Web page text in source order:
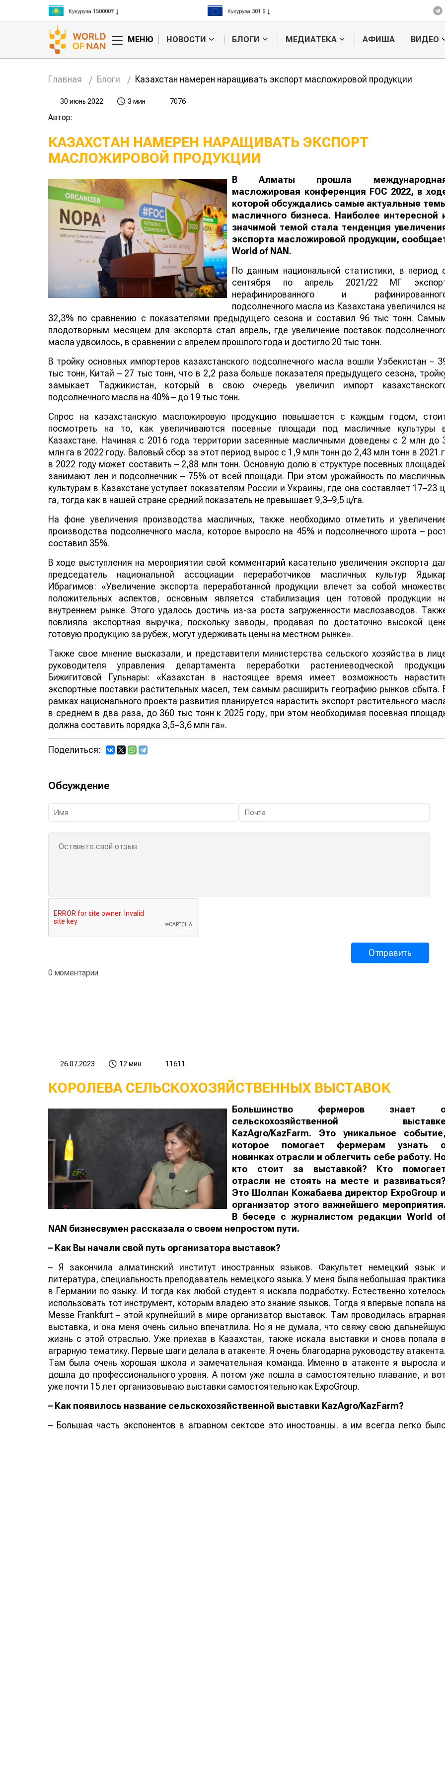
Кукуруза 150000₸
Рис 300000₸
Пшеница 3 класс 125000₸
Кукуруза 301 $
Рис 408 $
МЕНЮ НОВОСТИ БЛОГИ МЕДИАТЕКА АФИША ВИДЕО
Главная Блоги Казахстан намерен наращивать экспорт масложировой продукции
30 июнь 2022 3 мин 7076
Автор:
КАЗАХСТАН НАМЕРЕН НАРАЩИВАТЬ ЭКСПОРТ
МАСЛОЖИРОВОЙ ПРОДУКЦИИ
В Алматы прошла
масложировая конференция FOC 2022, в
которой обсуждались самые актуальные
масличного бизнеса. Наиболее интересной
значимой темой стала тенденция
экспорта масложировой продукции,
World of NAN.
По данным национальной статистики, в период
сентября по апрель 2021/22 МГ
нерафинированного и
подсолнечного масла из Казахстана увеличился
32,3% по сравнению с показателями предыдущего сезона и составил 96 тыс тонн.
плодотворным месяцем для экспорта стал апрель, где увеличение поставок
масла удвоилось, в сравнении с апрелем прошлого года и достигло 20 тыс тонн.
В тройку основных импортеров казахстанского подсолнечного масла вошли Узбекистан –
тыс тонн, Китай – 27 тыс тонн, что в 2,2 раза больше показателя предыдущего сезона,
замыкает Таджикистан, который в свою очередь увеличил импорт
подсолнечного масла на 40% – до 19 тыс тонн.
Спрос на казахстанскую масложировую продукцию повышается с каждым годом,
посмотреть на то, как увеличиваются посевные площади под масличные культуры
Казахстане. Начиная с 2016 года территории засеянные масличными доведены с 2 млн до
млн га в 2022 году. Валовый сбор за этот период вырос с 1,9 млн тонн до 2,43 млн тонн в 2021
в 2022 году может составить – 2,88 млн тонн. Основную долю в структуре посевных
занимают лен и подсолнечник – 75% от всей площади. При этом урожайность по
культурам в Казахстане уступает показателям России и Украины, где она составляет 17–23
га, тогда как в нашей стране средний показатель не превышает 9,3–9,5 ц/га.
На фоне увеличения производства масличных, также необходимо отметить и
производства подсолнечного масла, которое выросло на 45% и подсолнечного шрота –
составил 35%.
В ходе выступления на мероприятии свой комментарий касательно увеличения экспорта
председатель национальной ассоциации переработчиков масличных культур
Ибрагимов: «Увеличение экспорта переработанной продукции влечет за собой
положительных аспектов, основным является стабилизация цен готовой продукции
внутреннем рынке. Этого удалось достичь из-за роста загруженности маслозаводов.
повлияла экспортная выручка, поскольку заводы, продавая по достаточно высокой
готовую продукцию за рубеж, могут удерживать цены на местном рынке».
Также свое мнение высказали, и представители министерства сельского хозяйства в
руководителя управления департамента переработки растениеводческой
Бижигитовой Гульнары: «Казахстан в настоящее время имеет возможность
экспортные поставки растительных масел, тем самым расширить географию рынков сбыта.
рамках национального проекта развития планируется нарастить экспорт растительного
в среднем в два раза, до 360 тыс тонн к 2025 году, при этом необходимая посевная
должна составить порядка 3,5–3,6 млн га».
Поделиться:
Обсуждение
0 моментарии
сельскохозяйственных выставок
Кажется ты уже
миллионер, но так не
получилось
отобрать у
фермеров?
26.07.2023 12 мин 11611
КОРОЛЕВА СЕЛЬСКОХОЗЯЙСТВЕННЫХ ВЫСТАВОК
Большинство фермеров знает
сельскохозяйственной
KazAgro/KazFarm. Это уникальное
которое помогает фермерам узнать
новинках отрасли и облегчить себе работу.
кто стоит за выставкой? Кто
отрасли не стоять на месте и
Это Шолпан Кожабаева директор ExpoGroup
организатор этого важнейшего
В беседе с журналистом редакции World
NAN бизнесвумен рассказала о своем непростом пути.
– Как Вы начали свой путь организатора выставок?
– Я закончила алматинский институт иностранных языков. Факультет немецкий язык
литература, специальность преподаватель немецкого языка. У меня была небольшая
в Германии по языку. И тогда как любой студент я искала подработку. Естественно
использовать тот инструмент, которым владею это знание языков. Тогда я впервые попала
Messe Frankfurt – этой крупнейший в мире организатор выставок. Там проводилась
выставка, и она меня очень сильно впечатлила. Но я не думала, что свяжу свою
жизнь с этой отраслью. Уже приехав в Казахстан, также искала выставки и снова попала
аграрную тематику. Первые шаги делала в атакенте. Я очень благодарна руководству
Там была очень хорошая школа и замечательная команда. Именно в атакенте я выросла
дошла до профессионального уровня. А потом уже пошла в самостоятельно плавание, и
уже почти 15 лет организовываю выставки самостоятельно как ExpoGroup.
– Как появилось название сельскохозяйственной выставки KazAgro/KazFarm?
– Большая часть экспонентов в аграрном секторе это иностранцы, а им всегда легко